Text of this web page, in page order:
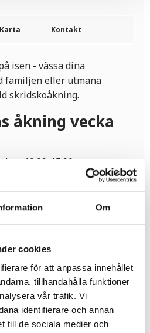
Om
cookies
för att anpassa innehållet
tillhandahålla funktioner
vår trafik. Vi
identifierare och annan
till de sociala medier och
Karta Kontakt
isen - vässa dina
familjen eller utmana
skridskoåkning.
åkning vecka
10.00-15.00.
av cup, 13-15 mars och 20-
åkning vecka
15.00.